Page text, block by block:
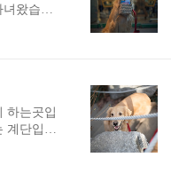
비도 볼
만 예능
만도 한
한답니
왔습니
니다. 손
다리가
보며 확
.표정을
는데 ㅎ
실 앞에
하는곳입
계단입니
보고 있